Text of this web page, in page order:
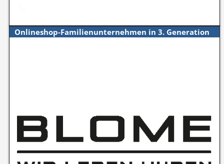
Onlineshop-Familienunternehmen in 3. Generation